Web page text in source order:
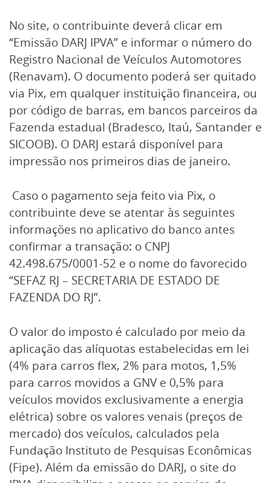
No site, o contribuinte deverá clicar em
“Emissão DARJ IPVA” e informar o número do
Registro Nacional de Veículos Automotores
(Renavam). O documento poderá ser quitado
via Pix, em qualquer instituição financeira, ou
por código de barras, em bancos parceiros da
Fazenda estadual (Bradesco, Itaú, Santander e
SICOOB). O DARJ estará disponível para
impressão nos primeiros dias de janeiro.
Caso o pagamento seja feito via Pix, o
contribuinte deve se atentar às seguintes
informações no aplicativo do banco antes
confirmar a transação: o CNPJ
42.498.675/0001-52 e o nome do favorecido
“SEFAZ RJ – SECRETARIA DE ESTADO DE
FAZENDA DO RJ”.
O valor do imposto é calculado por meio da
aplicação das alíquotas estabelecidas em lei
(4% para carros flex, 2% para motos, 1,5%
para carros movidos a GNV e 0,5% para
veículos movidos exclusivamente a energia
elétrica) sobre os valores venais (preços de
mercado) dos veículos, calculados pela
Fundação Instituto de Pesquisas Econômicas
(Fipe). Além da emissão do DARJ, o site do